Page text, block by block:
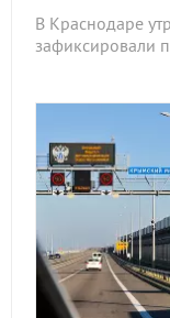
В Краснодаре
зафиксировали